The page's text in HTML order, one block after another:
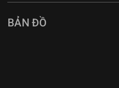
BẢN ĐỒ